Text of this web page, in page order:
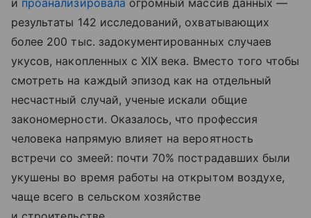
результаты 142 исследований, охватывающих
более 200 тыс. задокументированных случаев
укусов, накопленных с XIX века. Вместо того чтобы
смотреть на каждый эпизод как на отдельный
несчастный случай, ученые искали общие
закономерности. Оказалось, что профессия
человека напрямую влияет на вероятность
встречи со змеей: почти 70% пострадавших были
укушены во время работы на открытом воздухе,
чаще всего в сельском хозяйстве